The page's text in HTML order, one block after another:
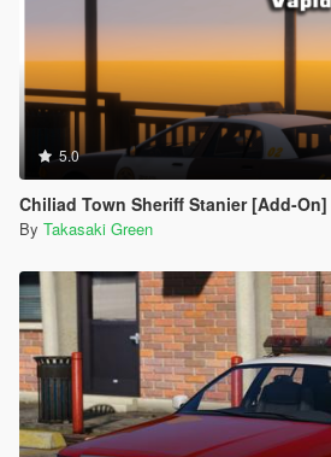
5.0
Chiliad Town Sheriff Stanier [Add-On]
By Takasaki Green